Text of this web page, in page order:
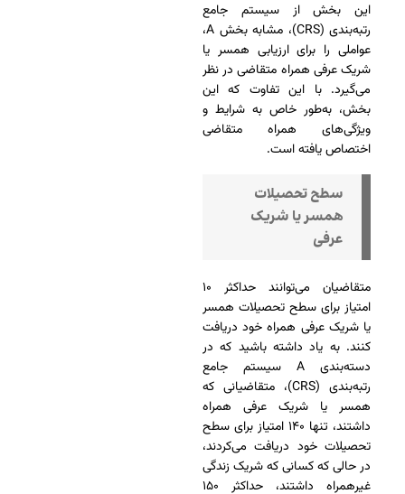
این بخش از سیستم جامع
رتبه‌بندی (CRS)، مشابه بخش A،
عواملی را برای ارزیابی همسر یا
شریک عرفی همراه متقاضی در نظر
می‌گیرد. با این تفاوت که این
بخش، به‌طور خاص به شرایط و
ویژگی‌های همراه متقاضی
اختصاص یافته است.
سطح تحصیلات
همسر یا شریک
عرفی
متقاضیان می‌توانند حداکثر ۱۰
امتیاز برای سطح تحصیلات همسر
یا شریک عرفی همراه خود دریافت
کنند. به یاد داشته باشید که در
دسته‌بندی A سیستم جامع
رتبه‌بندی (CRS)، متقاضیانی که
همسر یا شریک عرفی همراه
داشتند، تنها ۱۴۰ امتیاز برای سطح
تحصیلات خود دریافت می‌کردند،
در حالی که کسانی که شریک زندگی
غیرهمراه داشتند، حداکثر ۱۵۰